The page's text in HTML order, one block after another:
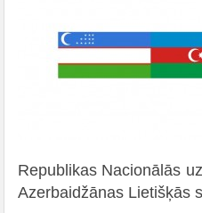
Republikas Nacionālās
Azerbaidžānas Lietišķās